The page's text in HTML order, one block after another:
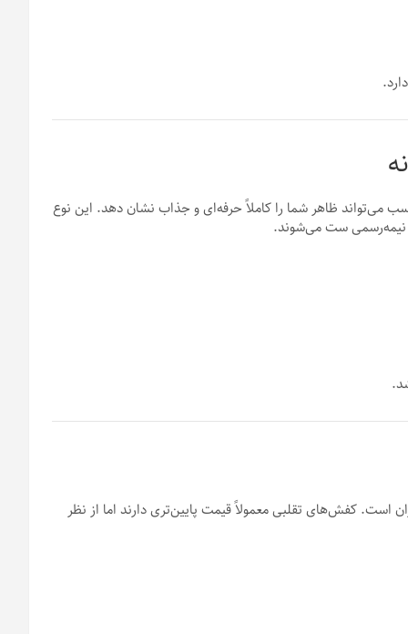
ظاهر شما را کاملاً حرفه‌ای و جذاب نشان دهد. این نوع
نیمه‌رسمی ست می‌شوند.
کفش‌های تقلبی معمولاً قیمت پایین‌تری دارند اما از نظر